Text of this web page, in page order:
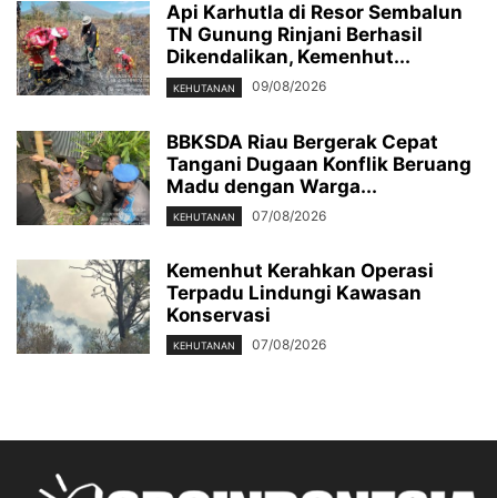
Api Karhutla di Resor Sembalun
TN Gunung Rinjani Berhasil
Dikendalikan, Kemenhut...
KEHUTANAN 09/08/2026
BBKSDA Riau Bergerak Cepat
Tangani Dugaan Konflik Beruang
Madu dengan Warga...
KEHUTANAN 07/08/2026
Kemenhut Kerahkan Operasi
Terpadu Lindungi Kawasan
Konservasi
KEHUTANAN 07/08/2026